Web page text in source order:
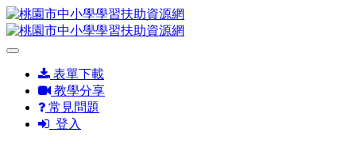
表單下載
教學分享
常見問題
登入